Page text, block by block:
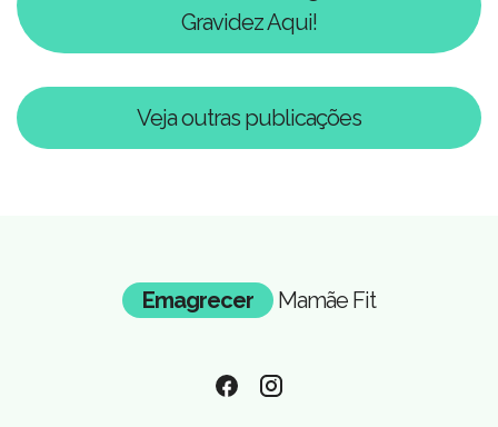
Gravidez Aqui!
Veja outras publicações
Emagrecer Mamãe Fit